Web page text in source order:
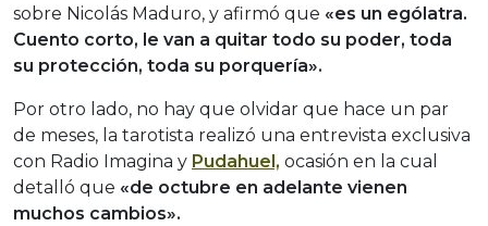
sobre Nicolás Maduro, y afirmó que «es un ególatra.
Cuento corto, le van a quitar todo su poder, toda
su protección, toda su porquería».
Por otro lado, no hay que olvidar que hace un par
de meses, la tarotista realizó una entrevista exclusiva
con Radio Imagina y Pudahuel, ocasión en la cual
detalló que «de octubre en adelante vienen
muchos cambios».